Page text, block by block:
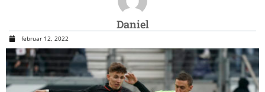
Daniel
februar 12, 2022